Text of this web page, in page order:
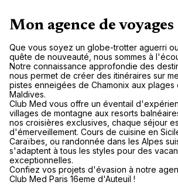
Mon agence de
Que vous soyez un globe-trotter aguerri
quête de nouveauté, nous sommes à
Notre connaissance approfondie des
nous permet de créer des itinéraires sur
pistes enneigées de Chamonix aux plages
Maldives.
Club Med vous offre un éventail
villages de montagne aux resorts
nos croisières exclusives, chaque séjour
d'émerveillement. Cours de cuisine en
Caraïbes, ou randonnée dans les Alpes
s'adaptent à tous les styles pour des
exceptionnelles.
Confiez vos projets d'évasion à notre
Club Med Paris 16eme d'Auteuil !